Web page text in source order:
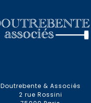
Doutrebente & Associés
2 rue Rossini